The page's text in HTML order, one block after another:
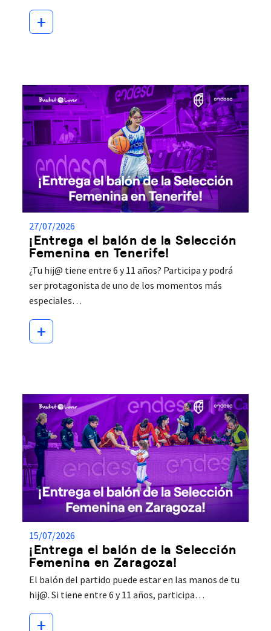
+
27/07/2026
¡Entrega el balón de la Selección
Femenina en Tenerife!
¿Tu hij@ tiene entre 6 y 11 años? Participa y podrá
ser protagonista de uno de los momentos más
especiales…
+
15/07/2026
¡Entrega el balón de la Selección
Femenina en Zaragoza!
El balón del partido puede estar en las manos de tu
hij@. Si tiene entre 6 y 11 años, participa…
+